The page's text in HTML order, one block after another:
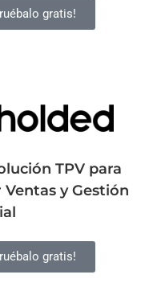
gratis!
TPV para
y Gestión
gratis!